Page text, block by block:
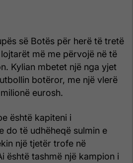
së Botës për herë të tretë
më me përvojë në të
Kylian mbetet një nga yjet
botëror, me një vlerë
eurosh.
është kapiteni i
do të udhëheqë sulmin e
një tjetër trofe në
është tashmë një kampion i